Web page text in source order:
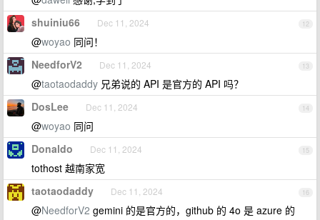
12
shuiniu66 Dec 11, 2024
@woyao 同问！
13
NeedforV2 Dec 11, 2024
@taotaodaddy 兄弟说的 API 是官方的 API 吗？
14
DosLee Dec 11, 2024
@woyao 同问
15
Donaldo Dec 11, 2024
tothost 越南家宽
16
taotaodaddy Dec 11, 2024
@NeedforV2 gemini 的是官方的，github 的 4o 是 azure 的